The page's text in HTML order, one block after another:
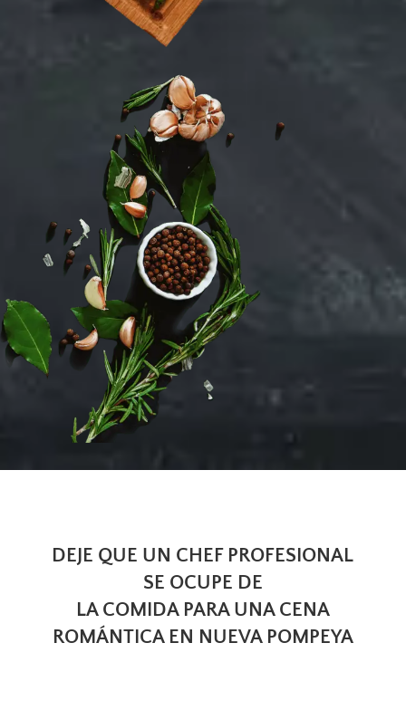
DEJE QUE UN CHEF PROFESIONAL
SE OCUPE DE
LA COMIDA PARA UNA CENA
ROMÁNTICA EN NUEVA POMPEYA